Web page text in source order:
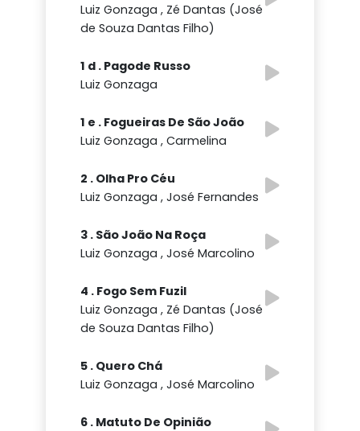
Luiz Gonzaga , Zé Dantas (José
de Souza Dantas Filho)
1 d . Pagode Russo
Luiz Gonzaga
1 e . Fogueiras De São João
Luiz Gonzaga , Carmelina
2 . Olha Pro Céu
Luiz Gonzaga , José Fernandes
3 . São João Na Roça
Luiz Gonzaga , José Marcolino
4 . Fogo Sem Fuzil
Luiz Gonzaga , Zé Dantas (José
de Souza Dantas Filho)
5 . Quero Chá
Luiz Gonzaga , José Marcolino
6 . Matuto De Opinião